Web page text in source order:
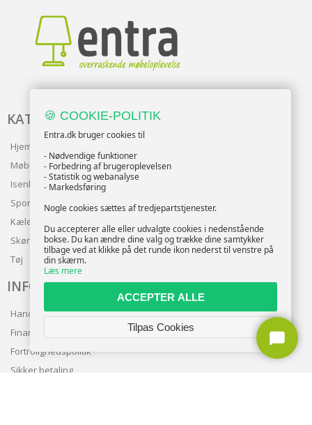
KATALOG
Hjem & Have
Møbler
Isenkram
Sport
Kæledyr
Skønhed
Tøj
INFO
Handelsbetingelser
Finansering
Fortrolighedspolitik
Sikker betaling
🍪 COOKIE-POLITIK
Entra.dk bruger cookies til
- Nødvendige funktioner
- Forbedring af brugeroplevelsen
- Statistik og webanalyse
- Markedsføring
Nogle cookies sættes af tredjepartstjenester.
Du accepterer alle eller udvalgte cookies i nedenstående
bokse. Du kan ændre dine valg og trække dine samtykker
tilbage ved at klikke på det runde ikon nederst til venstre på
din skærm.
Læs mere
ACCEPTER ALLE
Tilpas Cookies